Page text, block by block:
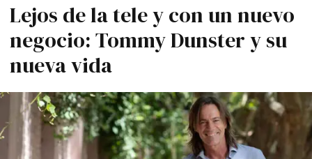
Lejos de la tele y con un nuevo
negocio: Tommy Dunster y su
nueva vida